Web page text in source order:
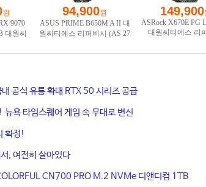
공식 유통 확대 RTX 50 시리즈 공급
욕 타임스퀘어 게임 속 무대로 변신
확정!
, 여전히 살아있다
CN700 PRO M.2 NVMe 디앤디컴 1TB